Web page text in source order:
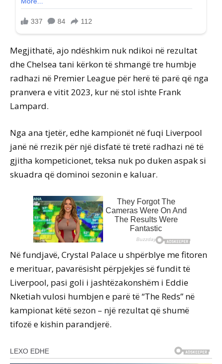
Megjithatë, ajo ndëshkim nuk ndikoi në rezultat
dhe Chelsea tani kërkon të shmangë tre humbje
radhazi në Premier League për herë të parë që nga
pranvera e vitit 2023, kur në stol ishte Frank
Lampard.
Nga ana tjetër, edhe kampionët në fuqi Liverpool
janë në rrezik për një disfatë të tretë radhazi në të
gjitha kompeticionet, teksa nuk po duken aspak si
skuadra që dominoi sezonin e kaluar.
Në fundjavë, Crystal Palace u shpërblye me fitoren
e merituar, pavarësisht përpjekjes së fundit të
Liverpool, pasi goli i jashtëzakonshëm i Eddie
Nketiah vulosi humbjen e parë të “The Reds” në
kampionat këtë sezon – një rezultat që shumë
tifozë e kishin parandjerë.